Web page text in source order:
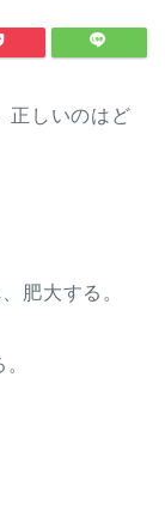
正しいのはど
肥大する。